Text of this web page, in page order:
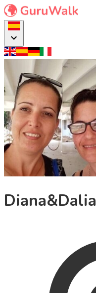
Diana&Dalia